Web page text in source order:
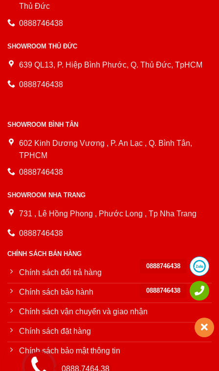
Thủ Đức
0888746438
SHOWROOM THỦ ĐỨC
639 QL13, P. Hiệp Bình Phước, Q. Thủ Đức, TpHCM
0888746438
SHOWROOM BÌNH TÂN
602 Kinh Dương Vương , P. An Lạc , Q. Bình Tân,
TPHCM
0888746438
SHOWROOM NHA TRANG
731 , Lê Hồng Phong , Phước Long , Tp Nha Trang
0888746438
CHÍNH SÁCH BÁN HÀNG
Chính sách đổi trả hàng
Chính sách bảo hành
Chính sách vận chuyển và giao nhận
Chính sách đặt hàng
Chính sách bảo mật thông tin
0888.7464.38
0888746438
0888746438